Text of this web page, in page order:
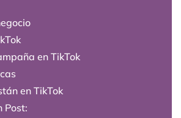
en TikTok
en TikTok
Post: